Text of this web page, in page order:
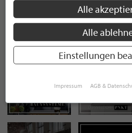
Alle
Alle
Einstellungen
Impressum AGB &